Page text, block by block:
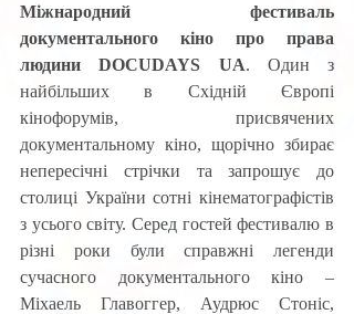
Міжнародний фестиваль
документального кіно про права
людини DOCUDAYS UA. Один з
найбільших в Східній Європі
кінофорумів, присвячених
документальному кіно, щорічно збирає
непересічні стрічки та запрошує до
столиці України сотні кінематографістів
з усього світу. Серед гостей фестивалю в
різні роки були справжні легенди
сучасного документального кіно –
Міхаель Главоггер, Аудрюс Стоніс,